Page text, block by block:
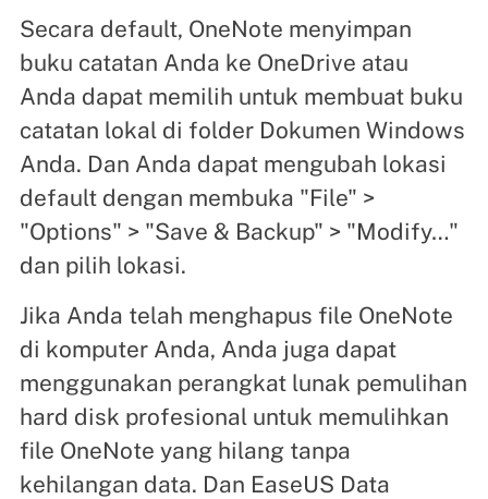
Secara default, OneNote menyimpan
buku catatan Anda ke OneDrive atau
Anda dapat memilih untuk membuat buku
catatan lokal di folder Dokumen Windows
Anda. Dan Anda dapat mengubah lokasi
default dengan membuka "File" >
"Options" > "Save & Backup" > "Modify…"
dan pilih lokasi.
Jika Anda telah menghapus file OneNote
di komputer Anda, Anda juga dapat
menggunakan perangkat lunak pemulihan
hard disk profesional untuk memulihkan
file OneNote yang hilang tanpa
kehilangan data. Dan EaseUS Data